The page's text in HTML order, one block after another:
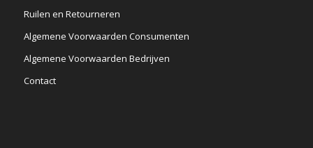
Ruilen en Retourneren
Algemene Voorwaarden Consumenten
Algemene Voorwaarden Bedrijven
Contact